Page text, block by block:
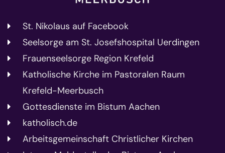
St. Nikolaus auf Facebook
Seelsorge am St. Josefshospital Uerdingen
Frauenseelsorge Region Krefeld
Katholische Kirche im Pastoralen Raum
Krefeld-Meerbusch
Gottesdienste im Bistum Aachen
katholisch.de
Arbeitsgemeinschaft Christlicher Kirchen